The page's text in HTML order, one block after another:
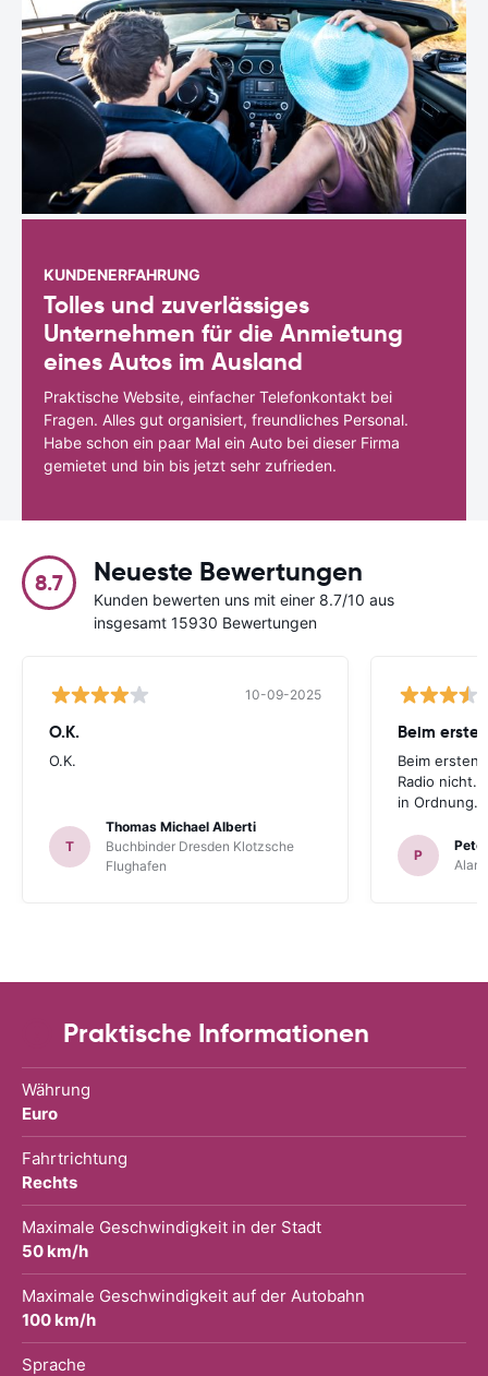
KUNDENERFAHRUNG
Tolles und zuverlässiges
Unternehmen für die Anmietung
eines Autos im Ausland
Praktische Website, einfacher Telefonkontakt bei
Fragen. Alles gut organisiert, freundliches Personal.
Habe schon ein paar Mal ein Auto bei dieser Firma
gemietet und bin bis jetzt sehr zufrieden.
8.7 Neueste Bewertungen
Kunden bewerten uns mit einer 8.7/10 aus
insgesamt 15930 Bewertungen
10-09-2025
O.K.
O.K.
T
Thomas Michael Alberti
Buchbinder Dresden Klotzsche
Flughafen
Beim
Beim ersten
Radio nicht.
in Ordnung.
P
Praktische Informationen
Währung
Euro
Fahrtrichtung
Rechts
Maximale Geschwindigkeit in der Stadt
50 km/h
Maximale Geschwindigkeit auf der Autobahn
100 km/h
Sprache